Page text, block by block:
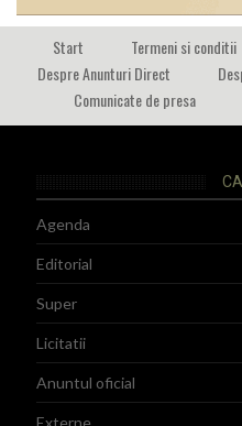
Start Termeni si conditii
Despre Anunturi Direct
Comunicate de presa
Agenda
Editorial
Super
Licitatii
Anuntul oficial
Externe